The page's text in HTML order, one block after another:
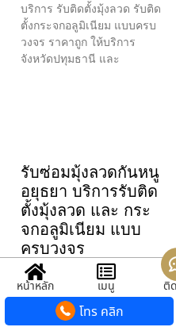
บริการ รับติดตั้งมุ้งลวด รับติด
ตั้งกระจกอลูมิเนียม แบบครบ
วงจร ราคาถูก ให้บริการ
จังหวัดปทุมธานี และ
รับซ่อมมุ้งลวดกันหนู
อยุธยา บริการรับติด
ตั้งมุ้งลวด และ กระ
จกอลูมิเนียม แบบ
ครบวงจร
รับซ่อมมุ้งลวดกันหนูอยุธยา
บริการรับติดตั้ง ซ่อม เปลี่ยน
มุ้งลวด และ กระจกอลูมิเนียม
แบบครบวงจร ราคาถูก ให้
หน้าหลัก เมนู ติ
โทร คลิก